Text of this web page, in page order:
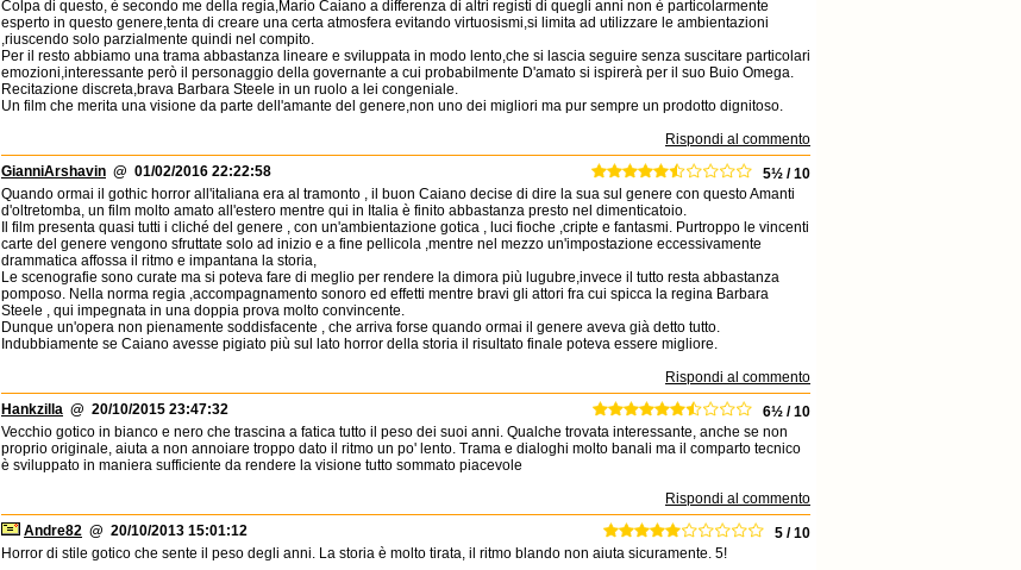
Colpa di questo, è secondo me della regia,Mario Caiano a differenza di altri registi di quegli anni non è particolarmente
esperto in questo genere,tenta di creare una certa atmosfera evitando virtuosismi,si limita ad utilizzare le ambientazioni
,riuscendo solo parzialmente quindi nel compito.
Per il resto abbiamo una trama abbastanza lineare e sviluppata in modo lento,che si lascia seguire senza suscitare particolari
emozioni,interessante però il personaggio della governante a cui probabilmente D'amato si ispirerà per il suo Buio Omega.
Recitazione discreta,brava Barbara Steele in un ruolo a lei congeniale.
Un film che merita una visione da parte dell'amante del genere,non uno dei migliori ma pur sempre un prodotto dignitoso.
Rispondi al commento
GianniArshavin @ 01/02/2016 22:22:58
5½ / 10
Quando ormai il gothic horror all'italiana era al tramonto , il buon Caiano decise di dire la sua sul genere con questo Amanti
d'oltretomba, un film molto amato all'estero mentre qui in Italia è finito abbastanza presto nel dimenticatoio.
Il film presenta quasi tutti i cliché del genere , con un'ambientazione gotica , luci fioche ,cripte e fantasmi. Purtroppo le vincenti
carte del genere vengono sfruttate solo ad inizio e a fine pellicola ,mentre nel mezzo un'impostazione eccessivamente
drammatica affossa il ritmo e impantana la storia,
Le scenografie sono curate ma si poteva fare di meglio per rendere la dimora più lugubre,invece il tutto resta abbastanza
pomposo. Nella norma regia ,accompagnamento sonoro ed effetti mentre bravi gli attori fra cui spicca la regina Barbara
Steele , qui impegnata in una doppia prova molto convincente.
Dunque un'opera non pienamente soddisfacente , che arriva forse quando ormai il genere aveva già detto tutto.
Indubbiamente se Caiano avesse pigiato più sul lato horror della storia il risultato finale poteva essere migliore.
Rispondi al commento
Hankzilla @ 20/10/2015 23:47:32
6½ / 10
Vecchio gotico in bianco e nero che trascina a fatica tutto il peso dei suoi anni. Qualche trovata interessante, anche se non
proprio originale, aiuta a non annoiare troppo dato il ritmo un po' lento. Trama e dialoghi molto banali ma il comparto tecnico
è sviluppato in maniera sufficiente da rendere la visione tutto sommato piacevole
Rispondi al commento
Andre82 @ 20/10/2013 15:01:12
5 / 10
Horror di stile gotico che sente il peso degli anni. La storia è molto tirata, il ritmo blando non aiuta sicuramente. 5!